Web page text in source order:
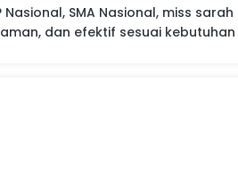
SMA Nasional, miss sarah
dan efektif sesuai kebutuhan